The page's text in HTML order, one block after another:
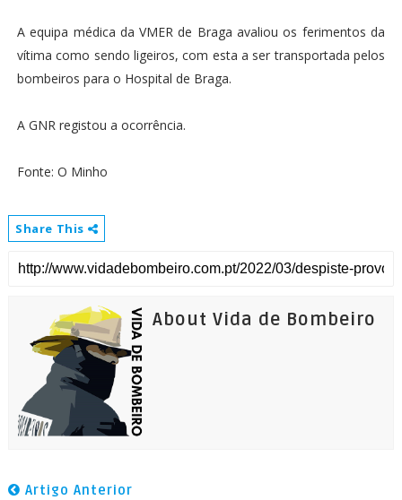
A equipa médica da VMER de Braga avaliou os ferimentos da
vítima como sendo ligeiros, com esta a ser transportada pelos
bombeiros para o Hospital de Braga.
A GNR registou a ocorrência.
Fonte: O Minho
Share This
About Vida de Bombeiro
Artigo Anterior